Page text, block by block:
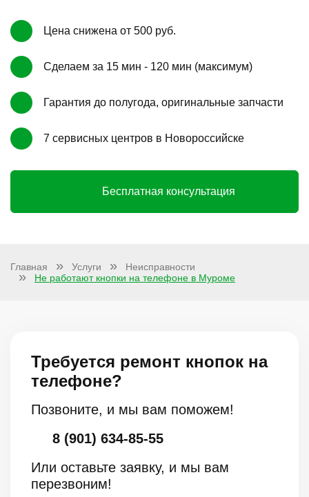
Цена снижена от 500 руб.
Сделаем за 15 мин - 120 мин (максимум)
Гарантия до полугода, оригинальные запчасти
7 сервисных центров в Новороссийске
Бесплатная консультация
Главная Услуги
Неисправности
Не работают кнопки на телефоне в Муроме
Требуется ремонт кнопок на
телефоне?
Позвоните, и мы вам поможем!
8 (901) 634-85-55
Или оставьте заявку, и мы вам
перезвоним!